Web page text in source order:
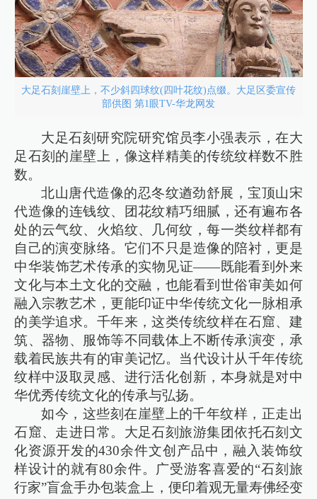
大足石刻崖壁上，不少斜四球纹(四叶花纹)点缀。大足区委宣传
部供图 第1眼TV-华龙网发
大足石刻研究院研究馆员李小强表示，在大
足石刻的崖壁上，像这样精美的传统纹样数不胜
数。
北山唐代造像的忍冬纹遒劲舒展，宝顶山宋
代造像的连钱纹、团花纹精巧细腻，还有遍布各
处的云气纹、火焰纹、几何纹，每一类纹样都有
自己的演变脉络。它们不只是造像的陪衬，更是
中华装饰艺术传承的实物见证——既能看到外来
文化与本土文化的交融，也能看到世俗审美如何
融入宗教艺术，更能印证中华传统文化一脉相承
的美学追求。千年来，这类传统纹样在石窟、建
筑、器物、服饰等不同载体上不断传承演变，承
载着民族共有的审美记忆。当代设计从千年传统
纹样中汲取灵感、进行活化创新，本身就是对中
华优秀传统文化的传承与弘扬。
如今，这些刻在崖壁上的千年纹样，正走出
石窟、走进日常。大足石刻旅游集团依托石刻文
化资源开发的430余件文创产品中，融入装饰纹
样设计的就有80余件。广受游客喜爱的“石刻旅
行家”盲盒手办包装盒上，便印着观无量寿佛经变